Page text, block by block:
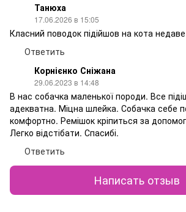
Танюха
17.06.2026 в 15:05
Класний поводок підійшов на кота
Ответить
Корнієнко Сніжана
29.06.2023 в 14:48
В нас собачка маленької породи. Все
адекватна. Міцна шлейка. Собачка себе
комфортно. Ремішок кріпиться за
Легко відстібати. Спасибі.
Ответить
Написать отзыв